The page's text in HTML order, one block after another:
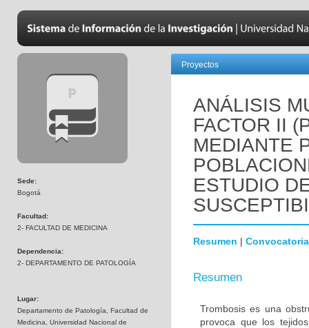
Sede:
Bogotá
Facultad:
2- FACULTAD DE MEDICINA
Dependencia:
2- DEPARTAMENTO DE PATOLOGÍA
Lugar:
Departamento de Patología, Facultad de
Medicina, Universidad Nacional de
Proyectos
ANÁLISIS
FACTOR II
MEDIANTE
ESTUDIO
Resumen | Convocatoria
Resumen
Trombosis es una
provoca que los